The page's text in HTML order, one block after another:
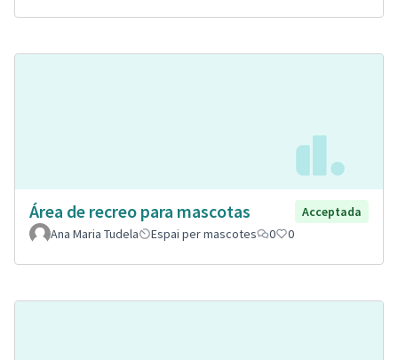
Área de recreo para mascotas
Acceptada
Ana Maria Tudela
Espai per mascotes 0 0